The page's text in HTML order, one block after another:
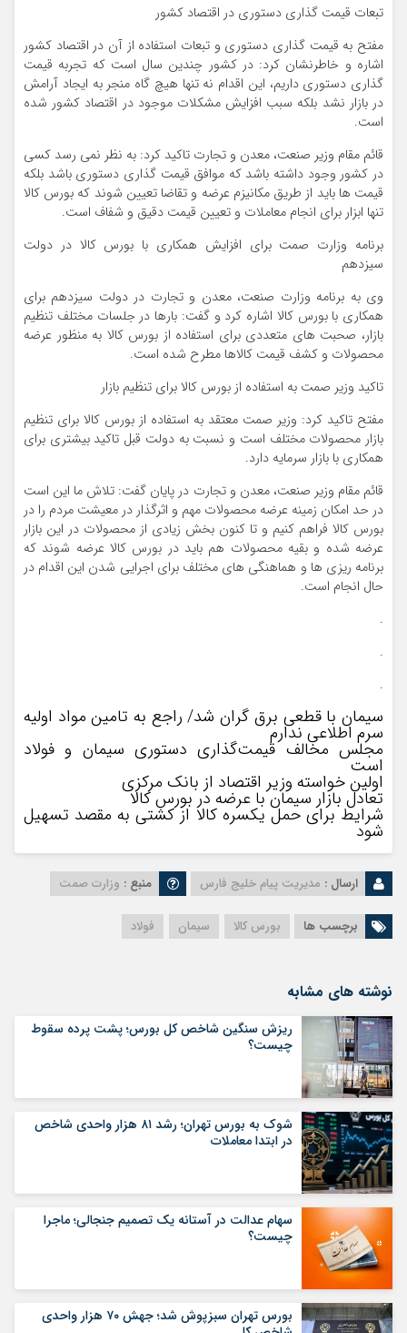
تبعات قیمت گذاری دستوری در اقتصاد کشور
مفتح به قیمت گذاری دستوری و تبعات استفاده از آن در اقتصاد کشور
اشاره و خاطرنشان کرد: در کشور چندین سال است که تجربه قیمت
گذاری دستوری داریم، این اقدام نه تنها هیچ گاه منجر به ایجاد آرامش
در بازار نشد بلکه سبب افزایش مشکلات موجود در اقتصاد کشور شده
است.
قائم مقام وزیر صنعت، معدن و تجارت تاکید کرد: به نظر نمی رسد کسی
در کشور وجود داشته باشد که موافق قیمت گذاری دستوری باشد بلکه
قیمت ها باید از طریق مکانیزم عرضه و تقاضا تعیین شوند که بورس کالا
تنها ابزار برای انجام معاملات و تعیین قیمت دقیق و شفاف است.
برنامه وزارت صمت برای افزایش همکاری با بورس کالا در دولت
سیزدهم
وی به برنامه وزارت صنعت، معدن و تجارت در دولت سیزدهم برای
همکاری با بورس کالا اشاره کرد و گفت: بارها در جلسات مختلف تنظیم
بازار، صحبت های متعددی برای استفاده از بورس کالا به منظور عرضه
محصولات و کشف قیمت کالاها مطرح شده است.
تاکید وزیر صمت به استفاده از بورس کالا برای تنظیم بازار
مفتح تاکید کرد: وزیر صمت معتقد به استفاده از بورس کالا برای تنظیم
بازار محصولات مختلف است و نسبت به دولت قبل تاکید بیشتری برای
همکاری با بازار سرمایه دارد.
قائم مقام وزیر صنعت، معدن و تجارت در پایان گفت: تلاش ما این است
در حد امکان زمینه عرضه محصولات مهم و اثرگذار در معیشت مردم را در
بورس کالا فراهم کنیم و تا کنون بخش زیادی از محصولات در این بازار
عرضه شده و بقیه محصولات هم باید در بورس کالا عرضه شوند که
برنامه ریزی ها و هماهنگی های مختلف برای اجرایی شدن این اقدام در
حال انجام است.
.
.
.
سیمان با قطعی برق گران شد/ راجع به تامین مواد اولیه
سرم اطلاعی ندارم
مجلس مخالف قیمت‌گذاری دستوری سیمان و فولاد
است
اولین خواسته وزیر اقتصاد از بانک مرکزی
تعادل بازار سیمان با عرضه در بورس کالا
شرایط برای حمل یکسره کالا از کشتی به مقصد تسهیل
شود
ارسال : مدیریت پیام خلیج فارس منبع : وزارت صمت
برچسب ها بورس کالا سیمان فولاد
نوشته های مشابه
ریزش سنگین شاخص کل بورس؛ پشت پرده سقوط
چیست؟
شوک به بورس تهران؛ رشد ۸۱ هزار واحدی شاخص
در ابتدا معاملات
سهام عدالت در آستانه یک تصمیم جنجالی؛ ماجرا
چیست؟
بورس تهران سبزپوش شد؛ جهش ۷۰ هزار واحدی